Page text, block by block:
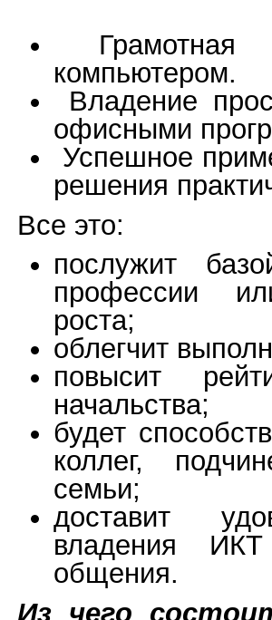
компьютером.
Владение
офисными
Успешное
решения
Все это:
послужит
профессии
роста;
облегчит
повысит
начальства;
будет
коллег,
семьи;
доставит
владения
общения.
Из чего